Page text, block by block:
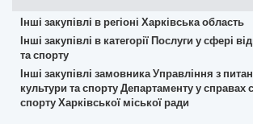
Інші закупівлі в регіоні Харківська область
Інші закупівлі в категорії Послуги у сфері
та спорту
Інші закупівлі замовника Управління з
культури та спорту Департаменту у справах
спорту Харківської міської ради